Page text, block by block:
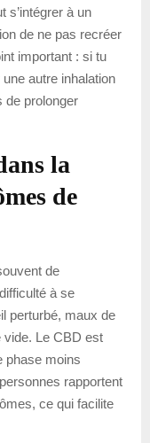
s’intégrer à un
de ne pas recréer
important : si tu
autre inhalation
de prolonger
la
de
de
à se
perturbé, maux de
vide. Le CBD est
phase moins
rapportent
ce qui facilite